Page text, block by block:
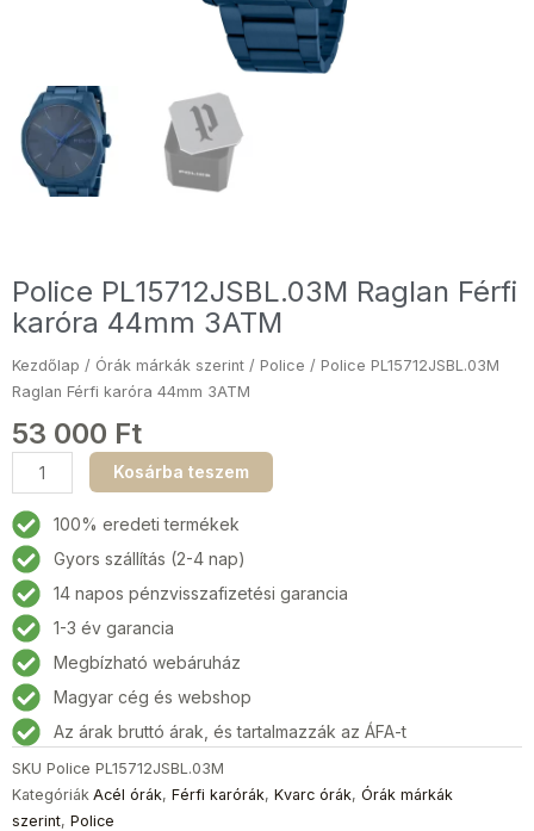
Police PL15712JSBL.03M Raglan Férfi
karóra 44mm 3ATM
Kezdőlap / Órák márkák szerint / Police / Police PL15712JSBL.03M
Raglan Férfi karóra 44mm 3ATM
53 000 Ft
Police
PL15712JSBL.03M
Raglan
Férfi
karóra
44mm
3ATM
mennyiség
Kosárba teszem
100% eredeti termékek
Gyors szállítás (2-4 nap)
14 napos pénzvisszafizetési garancia
1-3 év garancia
Megbízható webáruház
Magyar cég és webshop
Az árak bruttó árak, és tartalmazzák az ÁFA-t
SKU Police PL15712JSBL.03M
Kategóriák Acél órák, Férfi karórák, Kvarc órák, Órák márkák
szerint, Police